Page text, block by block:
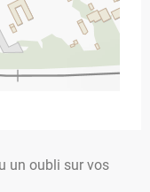
un oubli sur vos